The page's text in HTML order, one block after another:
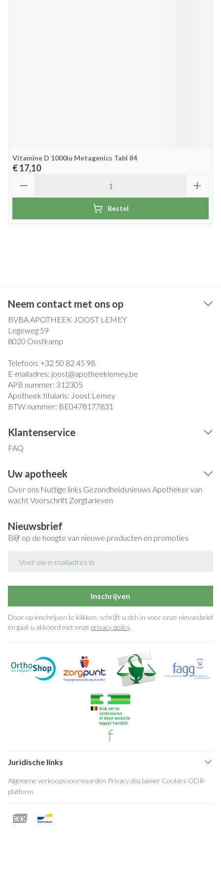
Vitamine D 1000iu Metagenics Tabl 84
€ 17,10
Bestel
Neem contact met ons op
BVBA APOTHEEK JOOST LEMEY
Legeweg 59
8020 Oostkamp
Telefoon: +32 50 82 45 98
E-mailadres: joost@apotheeklemey.be
APB nummer: 312305
Apotheek titularis: Joost Lemey
BTW nummer: BE0478177831
Klantenservice
FAQ
Uw apotheek
Over ons Nuttige links Gezondheidsnieuws Apotheker van
wachtVoorschrift Zorgtarieven
Nieuwsbrief
Blijf op de hoogte van nieuwe producten en promoties
Inschrijven
Door op inschrijven te klikken, schrijft u zich in voor onze nieuwsbrief
en gaat u akkoord met onze privacy policy.
Juridische links
Algemene verkoopsvoorwaarden Privacy disclaimer Cookies ODR-
platform